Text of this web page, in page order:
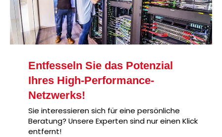
Entfesseln Sie das Potenzial
Ihres High-Performance-
Netzwerks!
Sie interessieren sich für eine persönliche
Beratung? Unsere Experten sind nur einen Klick
entfernt!